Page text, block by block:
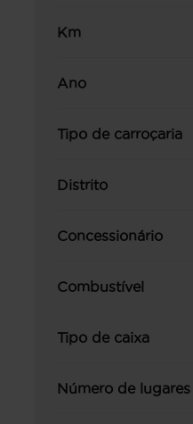
Km
Ano
Tipo de carroçaria
Distrito
Concessionário
Combustível
Tipo de caixa
Número de lugares